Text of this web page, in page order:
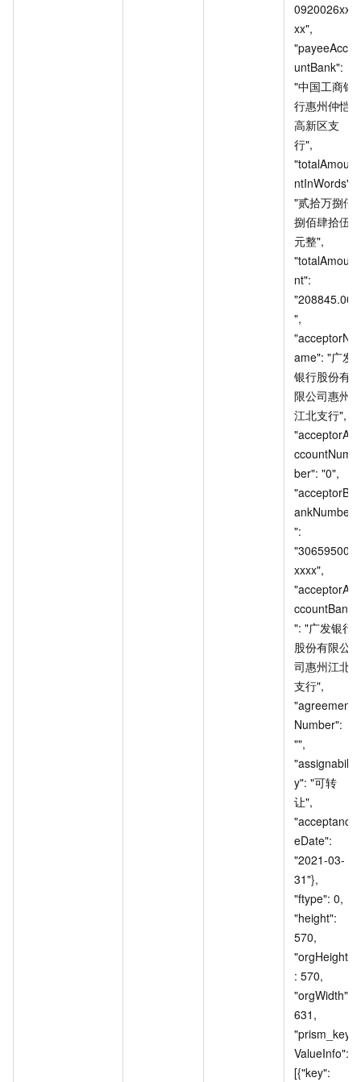
0920026xx
xx",
"payeeAcco
untBank":
"中国工商银
行惠州仲恺
高新区支
行",
"totalAmou
ntInWords":
"贰拾万捌仟
捌佰肆拾伍
元整",
"totalAmou
nt":
"208845.00
",
"acceptorN
ame": "广发
银行股份有
限公司惠州
江北支行",
"acceptorA
ccountNum
ber": "0",
"acceptorB
ankNumber
":
"30659500
xxxx",
"acceptorA
ccountBank
": "广发银行
股份有限公
司惠州江北
支行",
"agreement
Number":
"",
"assignabilit
y": "可转
让",
"acceptanc
eDate":
"2021-03-
31"},
"ftype": 0,
"height":
570,
"orgHeight"
: 570,
"orgWidth":
631,
"prism_key
ValueInfo":
[{"key":